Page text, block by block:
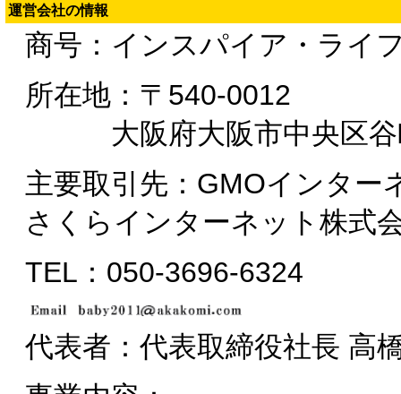
運営会社の情報
商号：インスパイア・ライ
所在地：〒540-0012
大阪府大阪市中央区谷
主要取引先：GMOインタ
さくらインターネット株式
TEL：050-3696-6324
代表者：代表取締役社長 高